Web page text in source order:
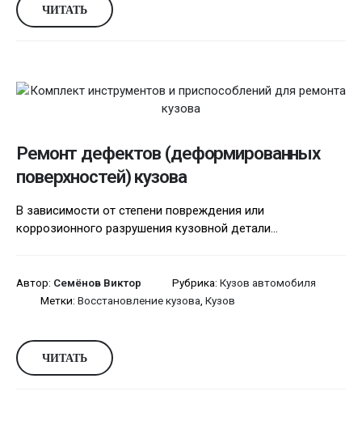
ЧИТАТЬ
Ремонт дефектов (деформированных
поверхностей) кузова
В зависимости от степени повреждения или
коррозионного разрушения кузовной детали...
Автор: Семёнов Виктор Рубрика: Кузов автомобиля
Метки: Восстановление кузова Кузов
ЧИТАТЬ